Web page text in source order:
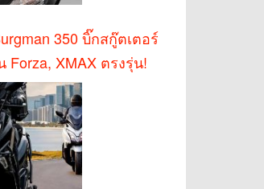
350 บิ๊กสกู๊ตเตอร์
Forza, XMAX ตรงรุ่น!